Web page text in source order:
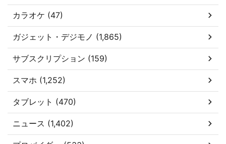
カラオケ (47)
ガジェット・デジモノ (1,865)
サブスクリプション (159)
スマホ (1,252)
タブレット (470)
ニュース (1,402)